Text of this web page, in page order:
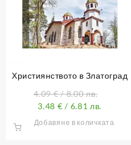
Християнството в Златоград
4.09€/ 8.00 лв.
3.48 € / 6.81 лв.
Добавяне в количката